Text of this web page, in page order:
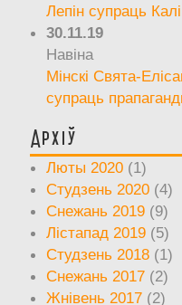
Лепін супраць
30.11.19
Навіна
Мінскі Свята-
супраць
Архіў
Люты 2020 (1)
Студзень 2020 (4)
Снежань 2019 (9)
Лістапад 2019 (5)
Студзень 2018 (1)
Снежань 2017 (2)
Жнівень 2017 (2)